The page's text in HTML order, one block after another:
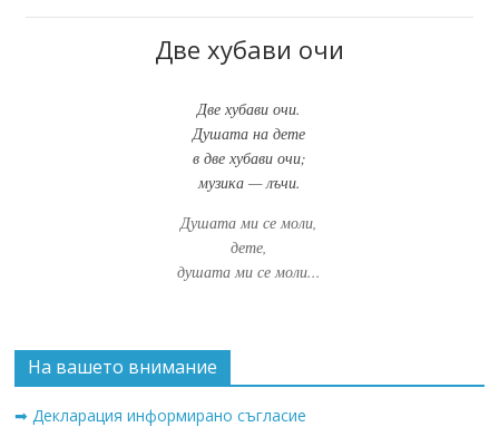
Две хубави очи
Две хубави очи.
Душата на дете
в две хубави очи;
музика — лъчи.
Душата ми се моли,
дете,
душата ми се моли...
На вашето внимание
➡ Декларация информирано съгласие